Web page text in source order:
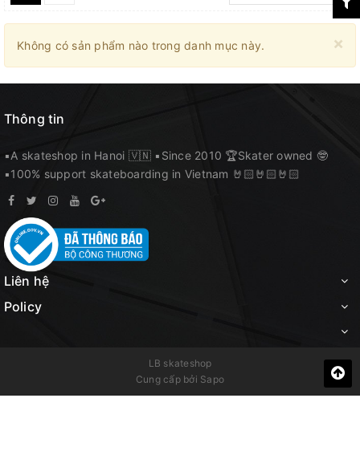
×
Không có sản phẩm nào trong danh mục này.
Thông tin
▪️A skateshop in Hanoi 🇻🇳 ▪️Since 2010 🏆Skater owned 🤓
▪️100% support skateboarding in Vietnam 🤘🏻🤘🏻🤘🏻
Liên hệ
Policy
LB skateshop
Cung cấp bởi Sapo